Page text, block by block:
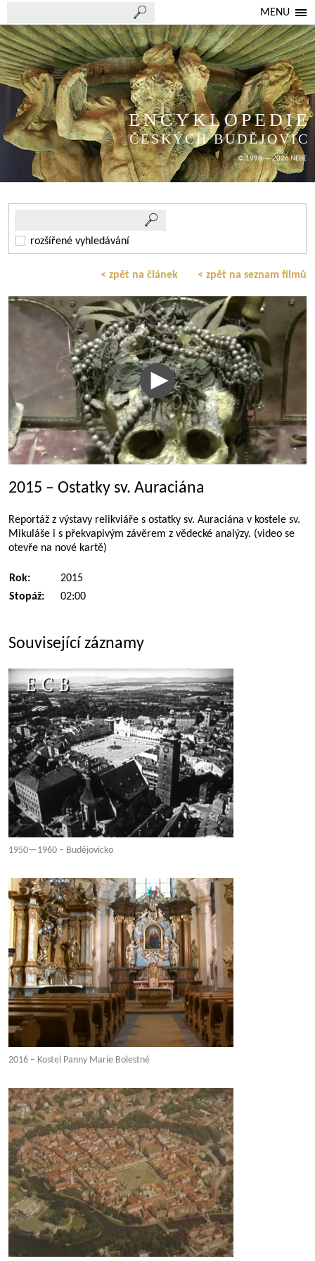
MENU
ENCYKLOPEDIE
ČESKÝCH BUDĚJOVIC
© 1998 — 2026 NEBE
rozšířené vyhledávání
< zpět na článek < zpět na seznam filmů
2015 – Ostatky sv. Auraciána
Reportáž z výstavy relikviáře s ostatky sv. Auraciána v kostele sv.
Mikuláše i s překvapivým závěrem z vědecké analýzy. (video se
otevře na nové kartě)
Rok:
2015
Stopáž:
02:00
Související záznamy
1950—1960 – Budějovicko
2016 – Kostel Panny Marie Bolestné